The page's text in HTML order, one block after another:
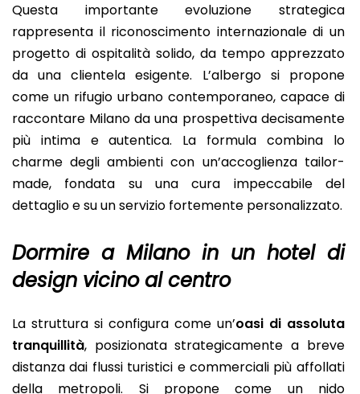
Questa importante evoluzione strategica
rappresenta il riconoscimento internazionale di un
progetto di ospitalità solido, da tempo apprezzato
da una clientela esigente. L’albergo si propone
come un rifugio urbano contemporaneo, capace di
raccontare Milano da una prospettiva decisamente
più intima e autentica. La formula combina lo
charme degli ambienti con un’accoglienza tailor-
made, fondata su una cura impeccabile del
dettaglio e su un servizio fortemente personalizzato.
Dormire a Milano in un hotel di
design vicino al centro
La struttura si configura come un’oasi di assoluta
tranquillità, posizionata strategicamente a breve
distanza dai flussi turistici e commerciali più affollati
della metropoli. Si propone come un nido